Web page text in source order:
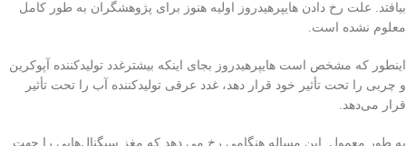
بیافتد. علت رخ دادن هایپرهیدروز اولیه هنوز برای پژوهشگران به طور کامل
معلوم نشده است.
اینطور که مشخص است هایپرهیدروز بجای اینکه بیشترغدد تولیدکننده آپوکرین
و چربی را تحت تأثیر خود قرار دهد، غدد عرقی تولیدکننده آب را تحت تأثیر
قرار می‌دهد.
به طور معمول این مساله هنگامی رخ می دهد که مغز سیگنال‌هایی را جهت